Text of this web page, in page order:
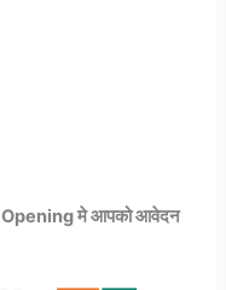
मे आपको आवेदन